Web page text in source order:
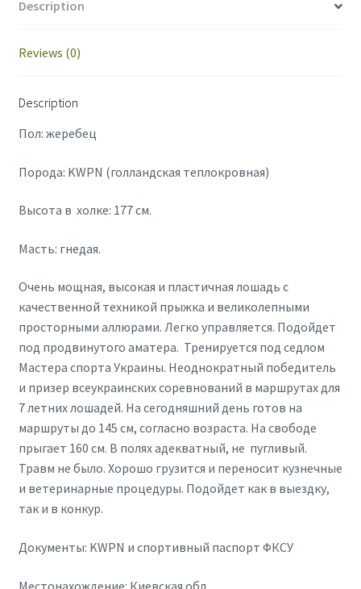
Description
Reviews (0)
Description
Пол: жеребец
Порода: KWPN (голландская теплокровная)
Высота в холке: 177 см.
Масть: гнедая.
Очень мощная, высокая и пластичная лошадь с
качественной техникой прыжка и великолепными
просторными аллюрами. Легко управляется. Подойдет
под продвинутого аматера. Тренируется под седлом
Мастера спорта Украины. Неоднократный победитель
и призер всеукраинских соревнований в маршрутах для
7 летних лошадей. На сегодняшний день готов на
маршруты до 145 см, согласно возраста. На свободе
прыгает 160 см. В полях адекватный, не пугливый.
Травм не было. Хорошо грузится и переносит кузнечные
и ветеринарные процедуры. Подойдет как в выездку,
так и в конкур.
Документы: KWPN и спортивный паспорт ФКСУ
Местонахождение: Киевская обл.